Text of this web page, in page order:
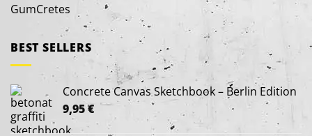
GumCretes
BEST SELLERS
Concrete Canvas Sketchbook – Berlin Edition
9,95€